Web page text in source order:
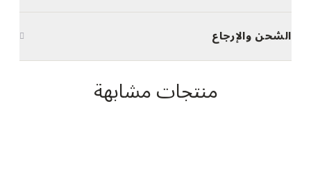
الشحن والإرجاع
منتجات مشابهة